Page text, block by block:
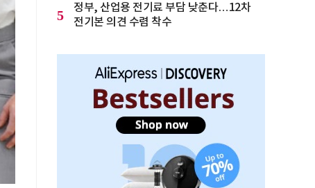
5
정부, 산업용 전기료 부담 낮춘다…12차
전기본 의견 수렴 착수